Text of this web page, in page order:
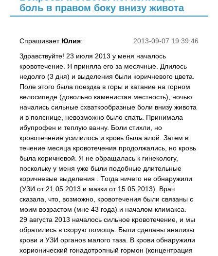
боль в правом боку внизу живота
2013-09-07 19:39:46
Спрашивает Юлия:
Здравствуйте! 23 июля 2013 у меня началось
кровотечение. Я приняла его за месячные. Длилось
недолго (3 дня) и выделения были коричневого цвета.
Поле этого была поездка в горы и катание на горном
велосипеде (довольно каменистая местность), ночью
начались сильные схваткообразные боли внизу живота
и в пояснице, невозможно было спать. Принимала
ибупрофен и теплую ванну. Боли стихли, но
кровотечение усилилось и кровь была алой. Затем в
течение месяца кровотечения продолжались, но кровь
была коричневой. Я не обращалась к гинекологу,
поскольку у меня уже были подобные длительные
коричневые выделения . Тогда ничего не обнаружили
(УЗИ от 21.05.2013 и мазки от 15.05.2013). Врач
сказала, что, возможно, кровотечения были связаны с
моим возрастом (мне 43 года) и началом климакса.
29 августа 2013 началось сильное кровотечение, и мы
обратились в скорую помощь. Были сделаны анализы
крови и УЗИ органов малого таза. В крови обнаружили
хорионический гонадотропный гормон (концентрация